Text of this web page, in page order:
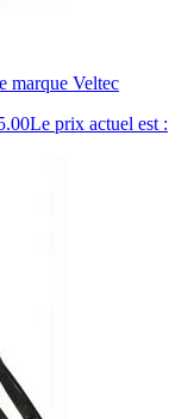
marque Veltec
Le prix actuel est :